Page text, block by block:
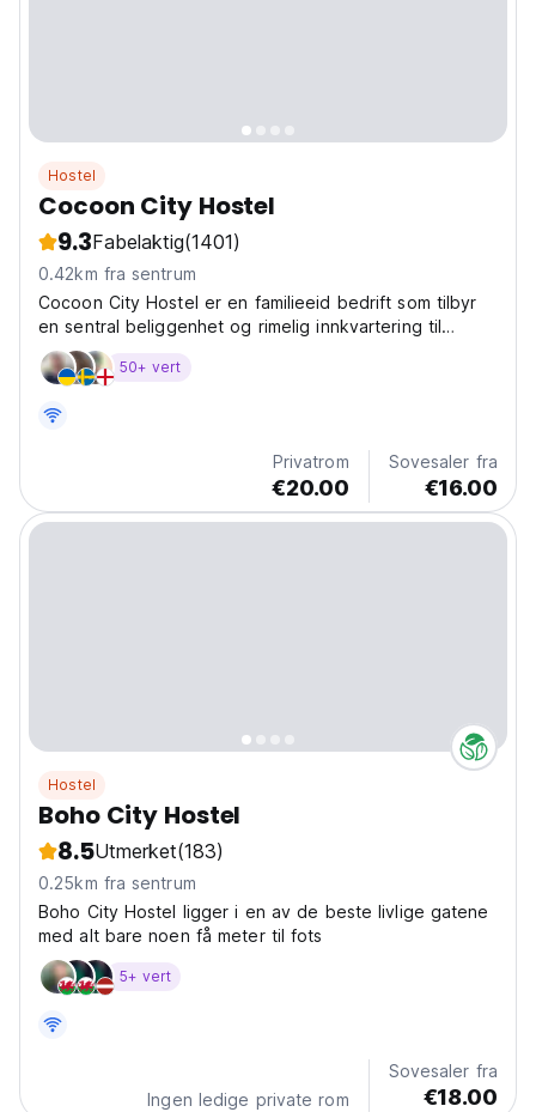
Hostel
Cocoon City Hostel
9.3Fabelaktig(1401)
0.42km fra sentrum
Cocoon City Hostel er en familieeid bedrift som tilbyr
en sentral beliggenhet og rimelig innkvartering til
besøkende til Chania, Kreta.
50+ vert
Privatrom
€20.00
Sovesaler fra
€16.00
Hostel
Boho City Hostel
8.5Utmerket(183)
0.25km fra sentrum
Boho City Hostel ligger i en av de beste livlige gatene
med alt bare noen få meter til fots
5+ vert
Ingen ledige private rom
Sovesaler fra
€18.00